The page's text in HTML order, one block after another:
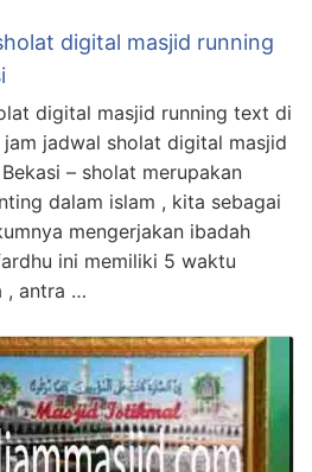
digital masjid running
digital masjid running text di
jadwal sholat digital masjid
– sholat merupakan
dalam islam , kita sebagai
mengerjakan ibadah
ini memiliki 5 waktu
, antra …